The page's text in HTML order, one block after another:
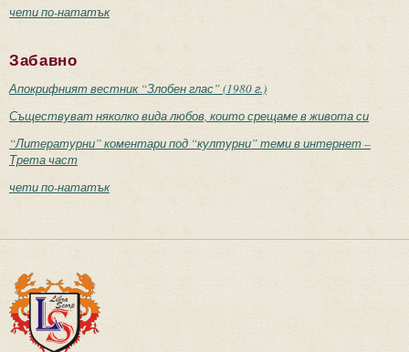
чети по-нататък
Забавно
Апокрифният вестник “Злобен глас” (1980 г.)
Съществуват няколко вида любов, които срещаме в живота си
“Литературни” коментари под “културни” теми в интернет –
Трета част
чети по-нататък